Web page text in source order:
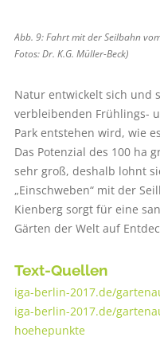
Abb. 9: Fahrt mit der Seilbahn
Fotos: Dr. K.G. Müller-Beck)
Natur entwickelt sich und
verbleibenden Frühlings-
Park entstehen wird, wie
Das Potenzial des 100 ha
sehr groß, deshalb lohnt
„Einschweben“ mit der
Kienberg sorgt für eine
Gärten der Welt auf
Text-Quellen
iga-berlin-2017.de/
iga-berlin-2017.de/
hoehepunkte